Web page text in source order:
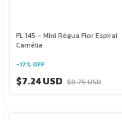
FL 145 - Mini Régua Flor Espiral
Camélia
-17% OFF
$7.24 USD $8.75 USD